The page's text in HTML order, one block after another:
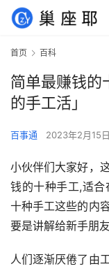
首页 百科
简单最赚钱的
的手工活」
百事通 2023年2月15
小伙伴们大家好，
钱的十种手工,适
十种手工这些的内
要是讲解给新手朋友
人们逐渐厌倦了由